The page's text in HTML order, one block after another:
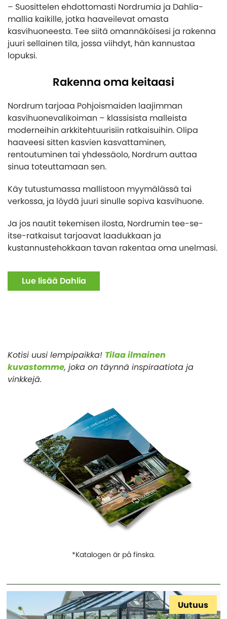
– Suosittelen ehdottomasti Nordrumia ja Dahlia-
mallia kaikille, jotka haaveilevat omasta
kasvihuoneesta. Tee siitä omannäköisesi ja rakenna
juuri sellainen tila, jossa viihdyt, hän kannustaa
lopuksi.
Rakenna oma keitaasi
Nordrum tarjoaa Pohjoismaiden laajimman
kasvihuonevalikoiman – klassisista malleista
moderneihin arkkitehtuurisiin ratkaisuihin. Olipa
haaveesi sitten kasvien kasvattaminen,
rentoutuminen tai yhdessäolo, Nordrum auttaa
sinua toteuttamaan sen.
Käy tutustumassa mallistoon myymälässä tai
verkossa, ja löydä juuri sinulle sopiva kasvihuone.
Ja jos nautit tekemisen ilosta, Nordrumin tee-se-
itse-ratkaisut tarjoavat laadukkaan ja
kustannustehokkaan tavan rakentaa oma unelmasi.
Lue lisää Dahlia
Kotisi uusi lempipaikka! Tilaa ilmainen
kuvastomme, joka on täynnä inspiraatiota ja
vinkkejä.
*Katalogen är på finska.
Uutuus